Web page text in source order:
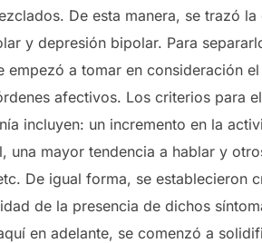
De esta manera, se trazó
y depresión bipolar. Para
empezó a tomar en consideración
afectivos. Los criterios para
incluyen: un incremento en la
una mayor tendencia a hablar y
De igual forma, se establecieron
de la presencia de dichos
en adelante, se comenzó a